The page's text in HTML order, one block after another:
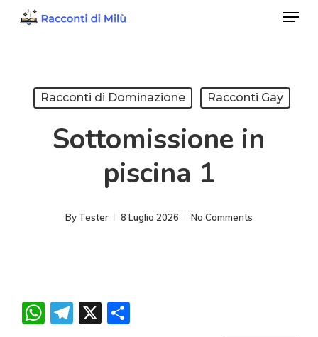
Menu
Racconti di Dominazione Racconti Gay
Sottomissione in
piscina 1
By Tester 8 Luglio 2026 No Comments
WhatsApp
Telegram
X Condividi